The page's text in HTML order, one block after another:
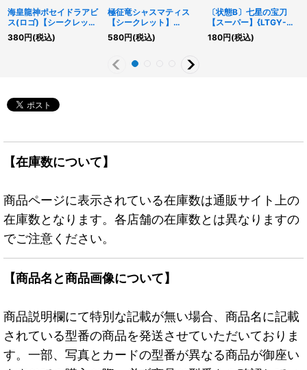
海皇龍神ポセイドラアビ
ス(ロゴ)【シークレッ
ト】{25LP-JP012}《エ
クシーズ》
380円(税込)
極征竜シャスマティス
【シークレット】
{ALIN-JP047}《エクシ
ーズ》
580円(税込)
〔状態B〕七星の宝刀
【スーパー】{LTGY-
JP066}《魔法》
180円(税込)
【在庫数について】
商品ページに表示されている在庫数は通販サイト上の
在庫数となります。各店舗の在庫数とは異なりますの
でご注意ください。
【商品名と商品画像について】
商品説明欄にて特別な記載が無い場合、商品名に記載
されている型番の商品を発送させていただいておりま
す。一部、写真とカードの型番が異なる商品が御座い